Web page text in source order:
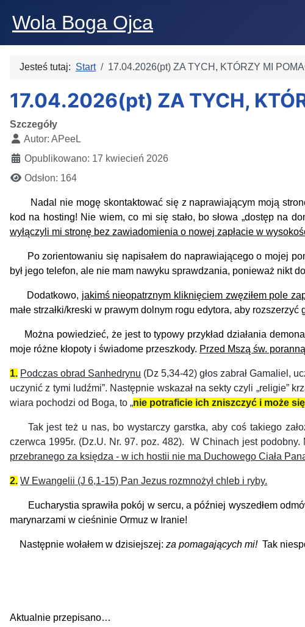
Wola Boga Ojca
Jesteś tutaj: Start 17.04.2026(pt) ZA TYCH, KTÓRZY MI
17.04.2026(pt) ZA TYCH,
Szczegóły
Autor: APeeL
Opublikowano: 17 kwiecień 2026
Odsłon: 164
Nadal nie mogę skontaktować się z naprawiającym moją
kod na hosting! Nie wiem, co mi się stało, bo słowa „dostęp na
wyłączyli mi stronę bez zawiadomienia o nowej zapłacie w
Po zorientowaniu się napisałem do naprawiającego o mojej
był jego telefon, ale nie mam nawyku sprawdzania, ponieważ nikt
Dodatkowo, jakimś nieopatrznym kliknięciem zwęziłem pole
małe strzałki/kreski w prawym dolnym rogu edytora, aby rozszerzyć
Można powiedzieć, że jest to typowy przykład działania
moje różne kłopoty i świadome przeszkody. Przed Mszą św.
1. Podczas obrad Sanhedrynu (Dz 5,34-42) głos zabrał Gamaliel,
uczynić z tymi ludźmi”. Następnie wskazał na sekty czyli „religie”
wiara pochodzi od Boga, to „nie potraficie ich zniszczyć i może
Tak jest też u nas, bo wystarczy garstka, aby coś takiego
czerwca 1995r. (Dz.U. Nr. 97. poz. 482).
W Chinach jest podobny.
przebranego za księdza - w ich hostii nie ma Duchowego Ciała
2. W Ewangelii (J 6,1-15) Pan Jezus rozmnożył chleb i ryby.
Eucharystia sprawiła pokój w sercu, a później wyszedłem
marynarzami w cieśninie Ormuz w Iranie!
Następnie wołałem w dzisiejszej: za pomagających mi! Tak
Aktualnie przepisano…